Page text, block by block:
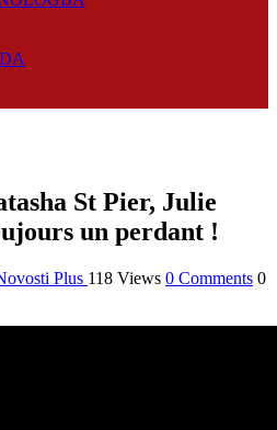
St Pier, Julie
un perdant !
Plus 118 Views 0 Comments 0